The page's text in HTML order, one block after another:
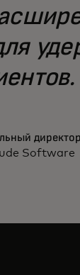
директор
Software